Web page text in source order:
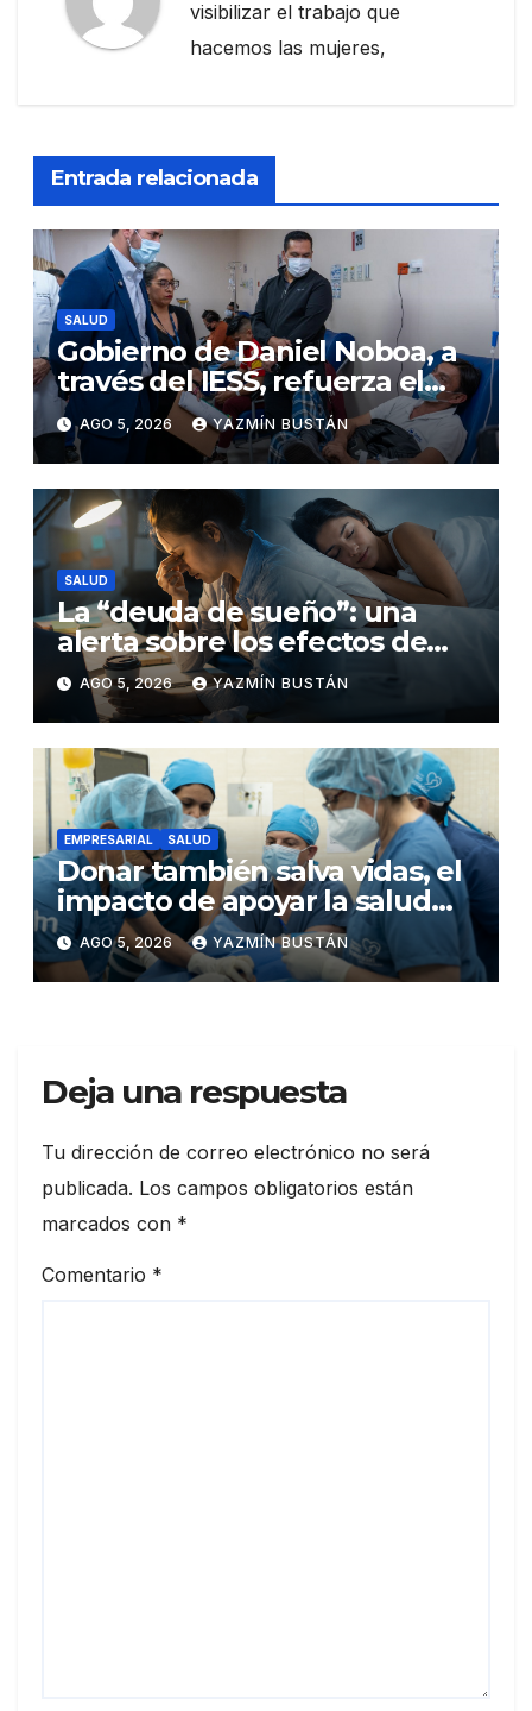
visibilizar el trabajo que
hacemos las mujeres,
Entrada relacionada
SALUD
Gobierno de Daniel Noboa, a
través del IESS, refuerza el
abastecimiento de insulina
en 86 establecimientos de
salud
AGO 5, 2026 YAZMÍN BUSTÁN
SALUD
La “deuda de sueño”: una
alerta sobre los efectos de
dormir mal en la salud física y
mental
AGO 5, 2026 YAZMÍN BUSTÁN
EMPRESARIAL SALUD
Donar también salva vidas, el
impacto de apoyar la salud
infantil en Ecuador
AGO 5, 2026 YAZMÍN BUSTÁN
Deja una respuesta
Tu dirección de correo electrónico no será
publicada. Los campos obligatorios están
marcados con *
Comentario *